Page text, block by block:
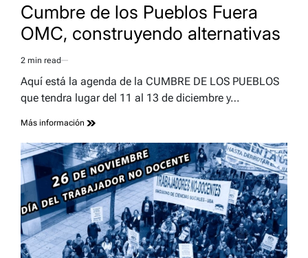
Cumbre de los Pueblos Fuera
OMC, construyendo alternativas
Estimated
read
time
2 min read
Aquí está la agenda de la CUMBRE DE LOS PUEBLOS
que tendra lugar del 11 al 13 de diciembre y…
Más información